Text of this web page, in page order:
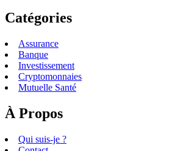
Catégories
Assurance
Banque
Investissement
Cryptomonnaies
Mutuelle Santé
À Propos
Qui suis-je ?